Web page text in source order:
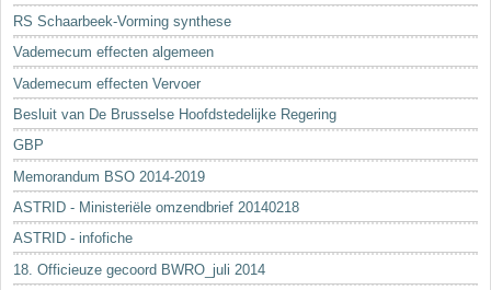
RS Schaarbeek-Vorming synthese
Vademecum effecten algemeen
Vademecum effecten Vervoer
Besluit van De Brusselse Hoofdstedelijke Regering
GBP
Memorandum BSO 2014-2019
ASTRID - Ministeriële omzendbrief 20140218
ASTRID - infofiche
18. Officieuze gecoord BWRO_juli 2014